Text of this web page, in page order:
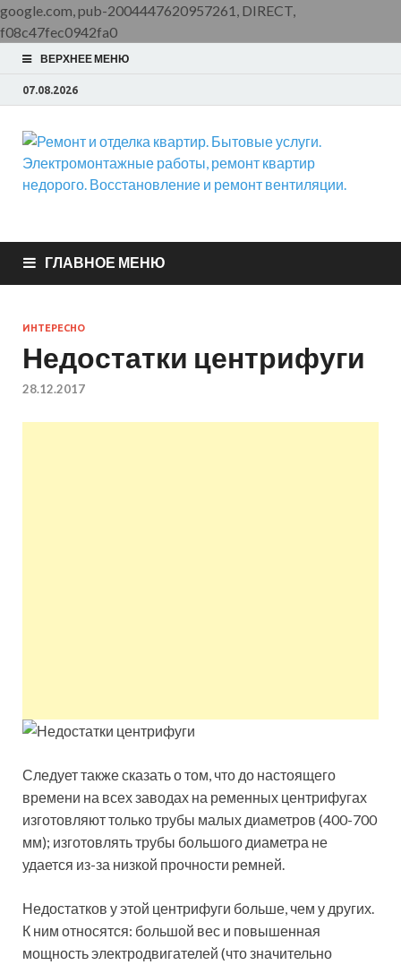
google.com, pub-2004447620957261, DIRECT,
f08c47fec0942fa0
ВЕРХНЕЕ МЕНЮ
07.08.2026
Ремонт и отделка
квартир. Бытовые
услуги.
Электромонтажные
работы, ремонт
вентиляции, монтаж систем приточной вентиляции.
ГЛАВНОЕ МЕНЮ
ИНТЕРЕСНО
Недостатки центрифуги
28.12.2017
Следует также сказать о том, что до настоящего
времени на всех заводах на ременных центрифугах
изготовляют только трубы малых диаметров (400-700
мм); изготовлять трубы большого диаметра не
удается из-за низкой прочности ремней.
Недостатков у этой центрифуги больше, чем у других.
К ним относятся: большой вес и повышенная
мощность электродвигателей (что значительно